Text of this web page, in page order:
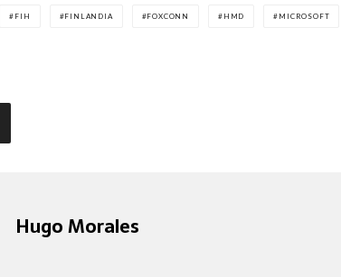
FIH FINLANDIA FOXCONN HMD MICROSOFT
Hugo Morales